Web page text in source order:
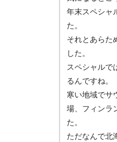
年末スペシャ
た。
それとあらた
した。
スペシャルで
るんですね。
寒い地域でサ
場、フィンラ
た。
ただなんで北